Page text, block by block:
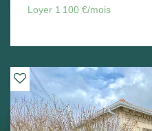
avec salle d'eau et wc, cellier et
Palier, 3 chambres avec
et baignoire, wc.
Loyer 1 100 €/mois